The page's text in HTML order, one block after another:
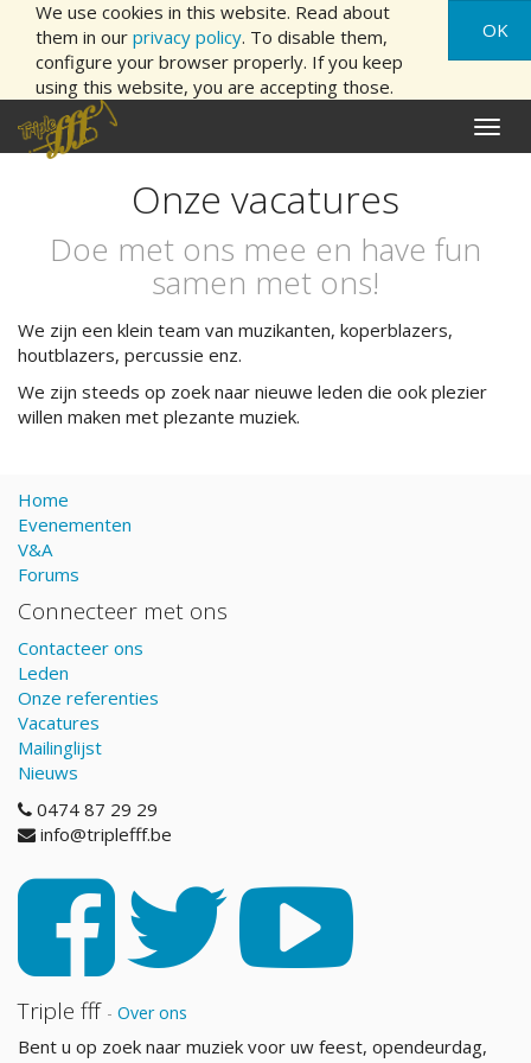
We use cookies in this website. Read about
them in our privacy policy. To disable them,
configure your browser properly. If you keep
using this website, you are accepting those.
OK
aan/
Onze vacatures
Doe met ons mee en have fun
samen met ons!
We zijn een klein team van muzikanten, koperblazers,
houtblazers, percussie enz.
We zijn steeds op zoek naar nieuwe leden die ook plezier
willen maken met plezante muziek.
Home
Evenementen
V&A
Forums
Connecteer met ons
Contacteer ons
Leden
Onze referenties
Vacatures
Mailinglijst
Nieuws
0474 87 29 29
info@triplefff.be
Triple fff - Over ons
Bent u op zoek naar muziek voor uw feest, opendeurdag,